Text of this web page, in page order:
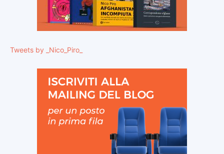
Tweets by _Nico_Piro_